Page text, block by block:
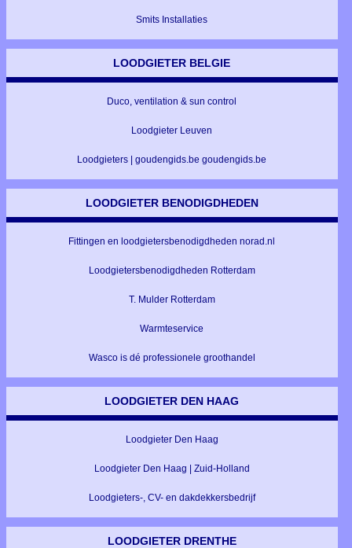
Smits Installaties
LOODGIETER BELGIE
Duco, ventilation & sun control
Loodgieter Leuven
Loodgieters | goudengids.be goudengids.be
LOODGIETER BENODIGDHEDEN
Fittingen en loodgietersbenodigdheden norad.nl
Loodgietersbenodigdheden Rotterdam
T. Mulder Rotterdam
Warmteservice
Wasco is dé professionele groothandel
LOODGIETER DEN HAAG
Loodgieter Den Haag
Loodgieter Den Haag | Zuid-Holland
Loodgieters-, CV- en dakdekkersbedrijf
LOODGIETER DRENTHE